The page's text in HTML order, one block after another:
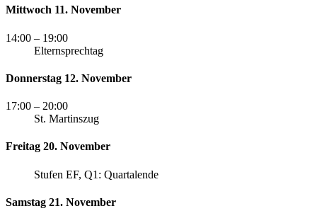
Mittwoch 11. November
14:00 – 19:00
Elternsprechtag
Donnerstag 12. November
17:00 – 20:00
St. Martinszug
Freitag 20. November
Stufen EF, Q1: Quartalende
Samstag 21. November